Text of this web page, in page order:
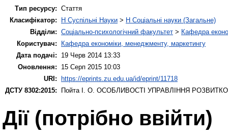
Тип ресурсу: Стаття
Класифікатор:
H Суспільні Науки > H Соціальні науки (Загальне)
Відділи: Соціально-психологічний факультет > Кафедра
Користувач:
Кафедра економіки, менеджменту, маркетингу
Дата подачі:
19 Черв 2014 13:33
Оновлення:
15 Серп 2015 10:03
URI: https://eprints.zu.edu.ua/id/eprint/11718
ДСТУ 8302:2015:
Пойта І. О. ОСОБЛИВОСТІ УПРАВЛІННЯ
Дії ​​(потрібно ввійти)